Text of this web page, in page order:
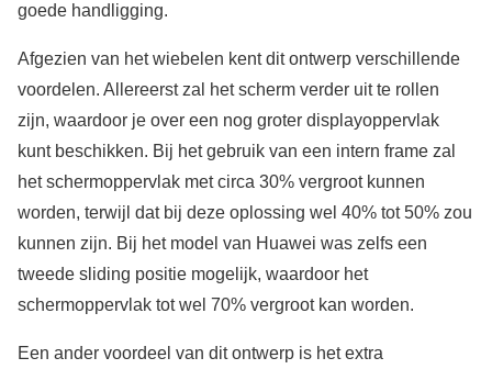
goede handligging.
Afgezien van het wiebelen kent dit ontwerp verschillende
voordelen. Allereerst zal het scherm verder uit te rollen
zijn, waardoor je over een nog groter displayoppervlak
kunt beschikken. Bij het gebruik van een intern frame zal
het schermoppervlak met circa 30% vergroot kunnen
worden, terwijl dat bij deze oplossing wel 40% tot 50% zou
kunnen zijn. Bij het model van Huawei was zelfs een
tweede sliding positie mogelijk, waardoor het
schermoppervlak tot wel 70% vergroot kan worden.
Een ander voordeel van dit ontwerp is het extra